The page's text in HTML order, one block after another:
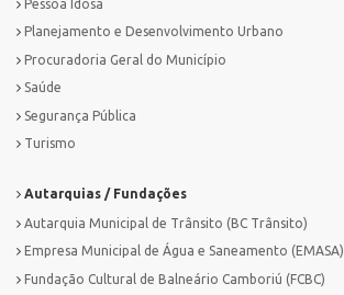
Pessoa Idosa
Planejamento e Desenvolvimento Urbano
Procuradoria Geral do Município
Saúde
Segurança Pública
Turismo
Autarquias / Fundações
Autarquia Municipal de Trânsito (BC Trânsito)
Empresa Municipal de Água e Saneamento (EMASA)
Fundação Cultural de Balneário Camboriú (FCBC)